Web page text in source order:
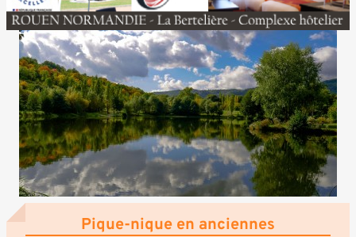
N’hésitez pas à nous contacter si cela peut vous
intéresser !
Association Equiblues
Pique-nique en anciennes